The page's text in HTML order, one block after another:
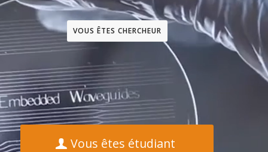
VOUS ÊTES CHERCHEUR
Vous êtes étudiant